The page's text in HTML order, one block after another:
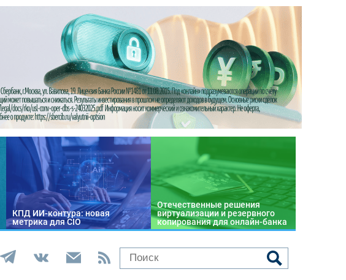
КПД ИИ-контура: новая
метрика для CIO
Отечественные решения
виртуализации и резервного
копирования для онлайн-банка